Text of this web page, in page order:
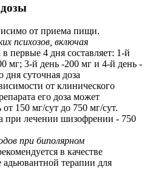
от приема пищи.
психозов, включая
первые 4 дня составляет: 1-й
мг; 3-й день -200 мг и 4-й день -
дня суточная доза
от клинического
его доза может
150 мг/сут до 750 мг/сут.
при лечении шизофрении - 750
при биполярном
в качестве
адьювантной терапии для